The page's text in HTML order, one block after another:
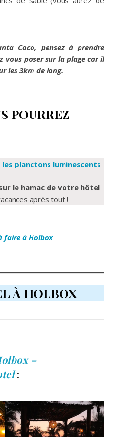
Coco, pensez à prendre
vous poser sur la plage car il
les 3km de long.
POURREZ
planctons luminescents
le hamac de votre hôtel
après tout !
faire à Holbox
À HOLBOX
–
: